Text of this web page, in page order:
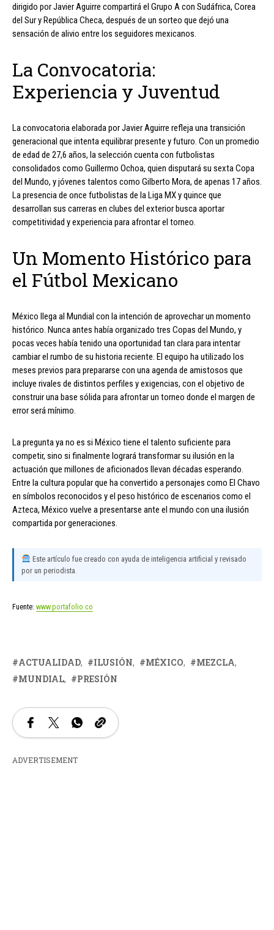
dirigido por Javier Aguirre compartirá el Grupo A con Sudáfrica, Corea
del Sur y República Checa, después de un sorteo que dejó una
sensación de alivio entre los seguidores mexicanos.
La Convocatoria:
Experiencia y Juventud
La convocatoria elaborada por Javier Aguirre refleja una transición
generacional que intenta equilibrar presente y futuro. Con un promedio
de edad de 27,6 años, la selección cuenta con futbolistas
consolidados como Guillermo Ochoa, quien disputará su sexta Copa
del Mundo, y jóvenes talentos como Gilberto Mora, de apenas 17 años.
La presencia de once futbolistas de la Liga MX y quince que
desarrollan sus carreras en clubes del exterior busca aportar
competitividad y experiencia para afrontar el torneo.
Un Momento Histórico para
el Fútbol Mexicano
México llega al Mundial con la intención de aprovechar un momento
histórico. Nunca antes había organizado tres Copas del Mundo, y
pocas veces había tenido una oportunidad tan clara para intentar
cambiar el rumbo de su historia reciente. El equipo ha utilizado los
meses previos para prepararse con una agenda de amistosos que
incluye rivales de distintos perfiles y exigencias, con el objetivo de
construir una base sólida para afrontar un torneo donde el margen de
error será mínimo.
La pregunta ya no es si México tiene el talento suficiente para
competir, sino si finalmente logrará transformar su ilusión en la
actuación que millones de aficionados llevan décadas esperando.
Entre la cultura popular que ha convertido a personajes como El Chavo
en símbolos reconocidos y el peso histórico de escenarios como el
Azteca, México vuelve a presentarse ante el mundo con una ilusión
compartida por generaciones.
Este artículo fue creado con ayuda de inteligencia artificial y revisado
por un periodista.
Fuente: www.portafolio.co
ACTUALIDAD ILUSIÓN MÉXICO
MEZCLA
MUNDIAL
PRESIÓN
ADVERTISEMENT